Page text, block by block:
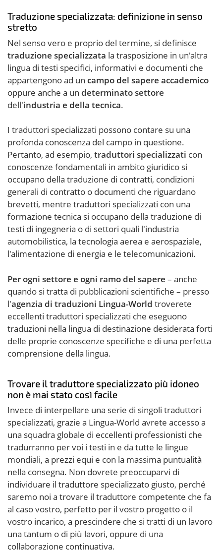
Traduzione specializzata: definizione in senso
stretto
Nel senso vero e proprio del termine, si definisce
traduzione specializzata la trasposizione in un'altra
lingua di testi specifici, informativi e documenti che
appartengono ad un campo del sapere accademico
oppure anche a un determinato settore
dell'industria e della tecnica.
I traduttori specializzati possono contare su una
profonda conoscenza del campo in questione.
Pertanto, ad esempio, traduttori specializzati con
conoscenze fondamentali in ambito giuridico si
occupano della traduzione di contratti, condizioni
generali di contratto o documenti che riguardano
brevetti, mentre traduttori specializzati con una
formazione tecnica si occupano della traduzione di
testi di ingegneria o di settori quali l'industria
automobilistica, la tecnologia aerea e aerospaziale,
l'alimentazione di energia e le telecomunicazioni.
Per ogni settore e ogni ramo del sapere – anche
quando si tratta di pubblicazioni scientifiche – presso
l'agenzia di traduzioni Lingua-World troverete
eccellenti traduttori specializzati che eseguono
traduzioni nella lingua di destinazione desiderata forti
delle proprie conoscenze specifiche e di una perfetta
comprensione della lingua.
Trovare il traduttore specializzato più idoneo
non è mai stato così facile
Invece di interpellare una serie di singoli traduttori
specializzati, grazie a Lingua-World avrete accesso a
una squadra globale di eccellenti professionisti che
tradurranno per voi i testi in e da tutte le lingue
mondiali, a prezzi equi e con la massima puntualità
nella consegna. Non dovrete preoccuparvi di
individuare il traduttore specializzato giusto, perché
saremo noi a trovare il traduttore competente che fa
al caso vostro, perfetto per il vostro progetto o il
vostro incarico, a prescindere che si tratti di un lavoro
una tantum o di più lavori, oppure di una
collaborazione continuativa.